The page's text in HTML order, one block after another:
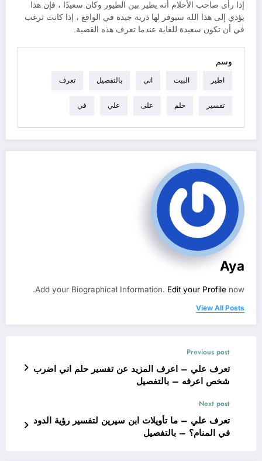
إذا رأى صاحب الأحلام أنه يطير بين الطيور وكان سعيدًا ، فإن هذا
يؤدي إلى هذا الله سيوفر لها ذرية جيدة في الواقع ، إذا كانت ترغب
في أن تكون سعيدة للغاية عندما تعرف هذه القضية.
وسم
اطير البيت اني بالتفصيل تعرف
تفسير حلم على علي في
Aya
Add your Biographical Information. Edit your Profile now.
View All Posts
Previous post
تعرف علي – اعرف المزيد عن تفسير حلم اني اضرب
شخص اعرفه – بالتفصيل
Next post
تعرف علي – ما تأويلات ابن سيرين لتفسير رؤية الدود
في المنام؟ – بالتفصيل